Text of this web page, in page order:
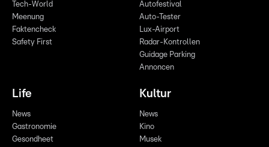
Tech-World
Meenung
Faktencheck
Safety First
Autofestival
Auto-Tester
Lux-Airport
Radar-Kontrollen
Guidage Parking
Annoncen
Life
News
Gastronomie
Gesondheet
Kultur
News
Kino
Musek